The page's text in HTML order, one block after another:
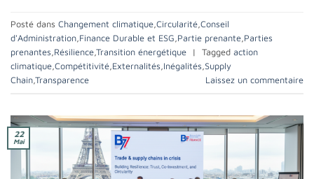
Posté dans Changement climatique Circularité Conseil
d'Administration Finance Durable et ESG Partie prenante Parties
prenantes Résilience Transition énergétique | Tagged action
climatique Compétitivité Externalités Inégalités Supply
Chain Transparence Laissez un commentaire
22
Mai